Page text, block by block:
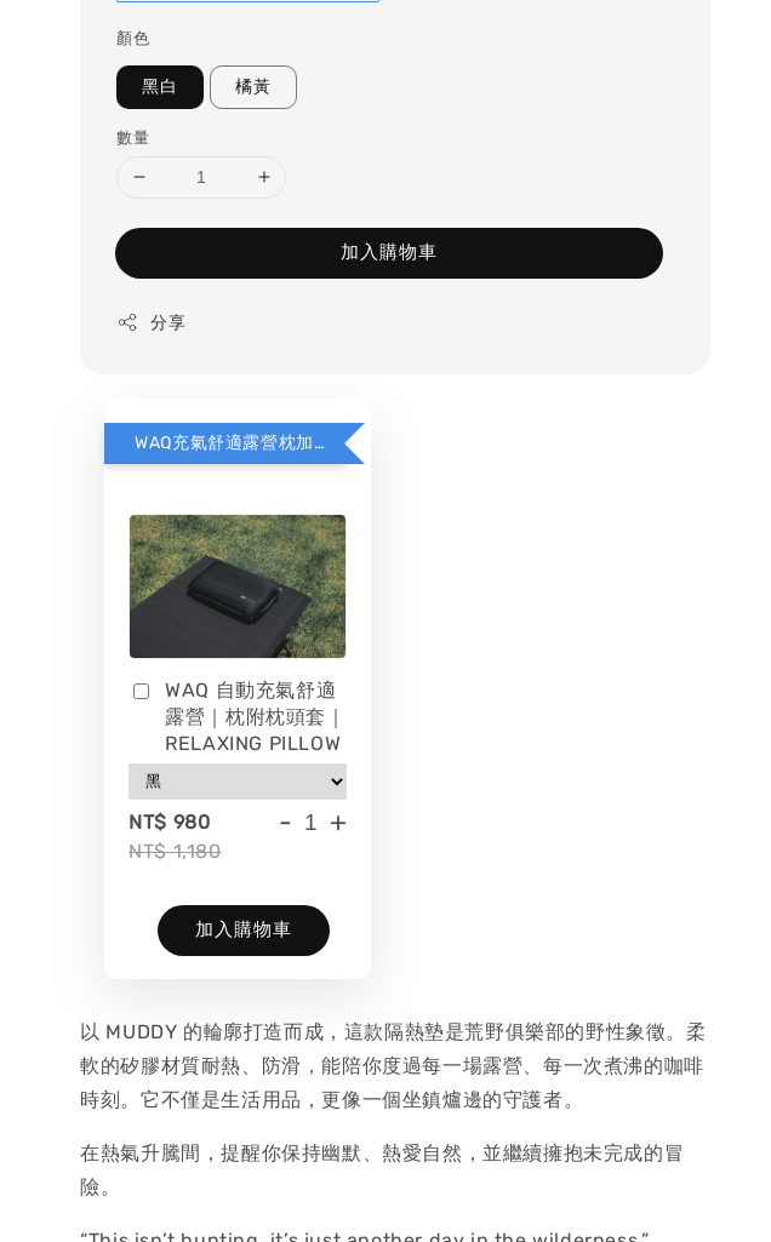
顏色
黑白 橘黃
數量
加入購物車
分享
WAQ充氣舒適露營枕加價購
WAQ 自動充氣舒適
露營｜枕附枕頭套｜
RELAXING PILLOW
NT$ 980
NT$ 1,180
- +
加入購物車
以 MUDDY 的輪廓打造而成，這款隔熱墊是荒野俱樂部的野性象徵。柔
軟的矽膠材質耐熱、防滑，能陪你度過每一場露營、每一次煮沸的咖啡
時刻。它不僅是生活用品，更像一個坐鎮爐邊的守護者。
在熱氣升騰間，提醒你保持幽默、熱愛自然，並繼續擁抱未完成的冒
險。